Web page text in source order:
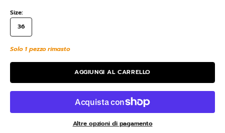
Size:
36
Solo 1 pezzo rimasto
AGGIUNGI AL CARRELLO
Altre opzioni di pagamento